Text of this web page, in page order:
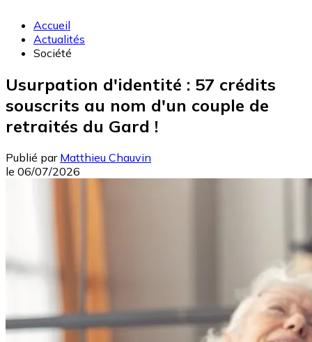
Accueil
Actualités
Société
Usurpation d'identité : 57 crédits
souscrits au nom d'un couple de
retraités du Gard !
Publié par Matthieu Chauvin
le 06/07/2026